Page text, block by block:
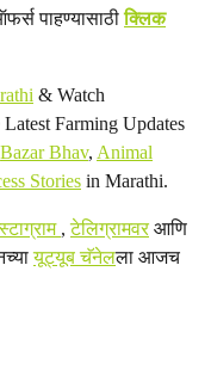
पाहण्यासाठीक्लिक
& Watch
Farming Updates
Bazar Bhav, Animal
Stories in Marathi.
,टेलिग्रामवरआणि
यूट्यूब चॅनेलला आजच